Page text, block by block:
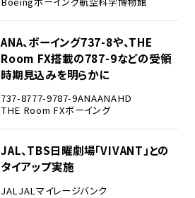
ANA、ボーイング737-8や、THE
Room FX搭載の787-9などの受領
時期見込みを明らかに
737-8777-9787-9ANAANAHD
THE Room FXボーイング
JAL、TBS日曜劇場「VIVANT」との
タイアップ実施
JAL JALマイレージバンク